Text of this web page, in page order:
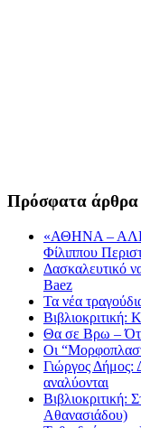
Πρόσφατα άρθρα
«ΑΘΗΝΑ –
Φίλιππου
Δασκαλευτικό
Baez
Τα νέα
Θα σε Βρω –
Οι
Γιώργος Δήμος:
αναλύονται
Βιβλιοκριτική:
Αθανασιάδου)